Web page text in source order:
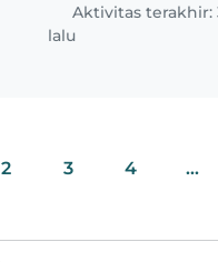
Aktivitas terakhir:
lalu
2 3 4 ...